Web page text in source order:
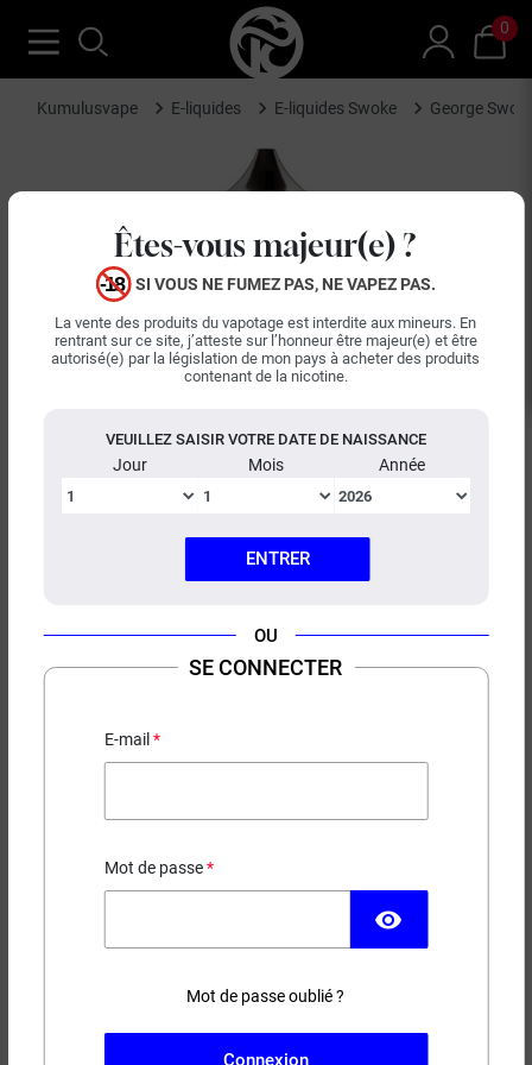
Êtes-vous majeur(e) ?
SI VOUS NE FUMEZ PAS, NE VAPEZ PAS.
La vente des produits du vapotage est interdite aux mineurs. En
rentrant sur ce site, j’atteste sur l’honneur être majeur(e) et être
autorisé(e) par la législation de mon pays à acheter des produits
contenant de la nicotine.
VEUILLEZ SAISIR VOTRE DATE DE NAISSANCE
Jour Mois Année
ENTRER
OU
SE CONNECTER
E-mail
Mot de passe
visibility
Mot de passe oublié ?
Connexion
0
Kumulusvape E-liquides E-liquides Swoke George
(20 avis)
19,90 €
EN STOCK
Contenance Taux de nicotine